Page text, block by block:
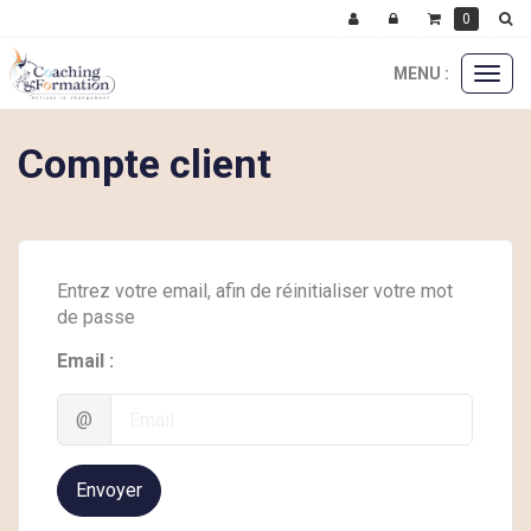
MENU :
Compte client
Entrez votre email, afin de réinitialiser votre mot
de passe
Email :
@
Envoyer
0